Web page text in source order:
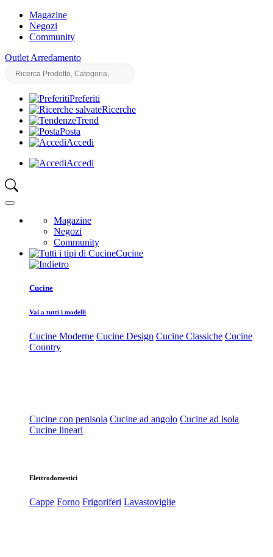
Magazine
Negozi
Community
Outlet Arredamento
Preferiti
Ricerche
Trend
Posta
Accedi
Accedi
Magazine
Negozi
Community
Cucine
Cucine
Vai a tutti i modelli
Cucine Moderne Cucine Design Cucine Classiche Cucine
Country
Cucine con penisola Cucine ad angolo Cucine ad isola
Cucine lineari
Elettrodomestici
Cappe Forno Frigoriferi Lavastoviglie